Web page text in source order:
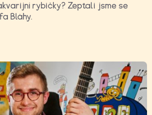
rybičky? Zeptali jsme se
Bláhy.